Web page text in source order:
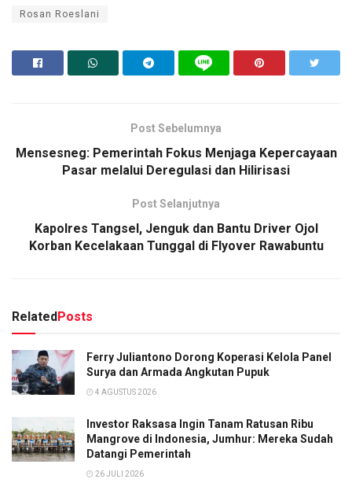
Rosan Roeslani
Post Sebelumnya
Mensesneg: Pemerintah Fokus Menjaga Kepercayaan
Pasar melalui Deregulasi dan Hilirisasi
Post Selanjutnya
Kapolres Tangsel, Jenguk dan Bantu Driver Ojol
Korban Kecelakaan Tunggal di Flyover Rawabuntu
RelatedPosts
Ferry Juliantono Dorong Koperasi Kelola Panel
Surya dan Armada Angkutan Pupuk
4 AGUSTUS 2026
Investor Raksasa Ingin Tanam Ratusan Ribu
Mangrove di Indonesia, Jumhur: Mereka Sudah
Datangi Pemerintah
26 JULI 2026